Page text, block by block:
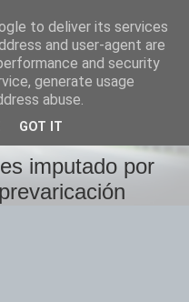
imputado por
to deliver its services
and user-agent are
and security
generate usage
abuse.
GOT IT